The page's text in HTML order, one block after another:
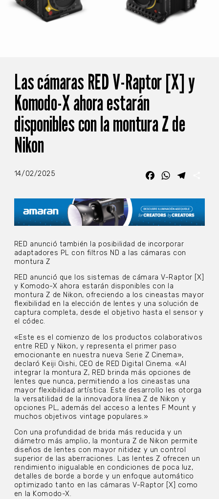
Las cámaras RED V-Raptor [X] y
Komodo-X ahora estarán
disponibles con la montura Z de
Nikon
14/02/2025 FacebookWhatsApp
RED anunció también la posibilidad de incorporar
adaptadores PL con filtros ND a las cámaras con
montura Z
RED anunció que los sistemas de cámara V-Raptor [X]
y Komodo-X ahora estarán disponibles con la
montura Z de Nikon, ofreciendo a los cineastas mayor
flexibilidad en la elección de lentes y una solución de
captura completa, desde el objetivo hasta el sensor y
el códec.
«Este es el comienzo de los productos colaborativos
entre RED y Nikon, y representa el primer paso
emocionante en nuestra nueva Serie Z Cinema»,
declaró Keiji Oishi, CEO de RED Digital Cinema. «Al
integrar la montura Z, RED brinda más opciones de
lentes que nunca, permitiendo a los cineastas una
mayor flexibilidad artística. Este desarrollo les otorga
la versatilidad de la innovadora línea Z de Nikon y
opciones PL, además del acceso a lentes F Mount y
muchos objetivos vintage populares.»
Con una profundidad de brida más reducida y un
diámetro más amplio, la montura Z de Nikon permite
diseños de lentes con mayor nitidez y un control
superior de las aberraciones. Las lentes Z ofrecen un
rendimiento inigualable en condiciones de poca luz,
detalles de borde a borde y un enfoque automático
optimizado tanto en las cámaras V-Raptor [X] como
en la Komodo-X.